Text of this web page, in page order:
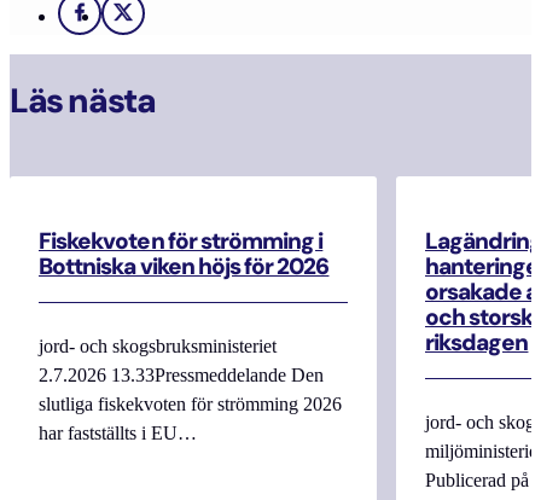
Facebook
X
Läs nästa
Fiskekvoten för strömming i
Bottniska viken höjs för 2026
jord- och skogsbruksministeriet
2.7.2026 13.33Pressmeddelande Den
slutliga fiskekvoten för strömming 2026
har fastställts i EU…
orsakade
och
riksdagen
jord- och
Publicerad på